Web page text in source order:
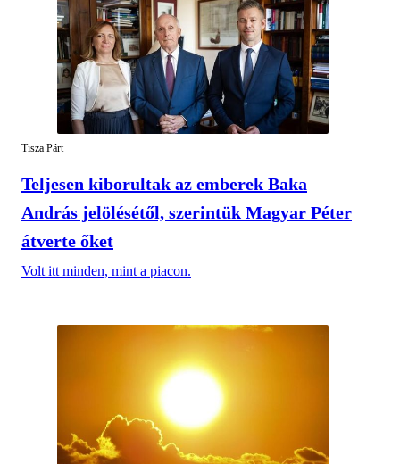
Tisza Párt
Teljesen kiborultak az emberek Baka
András jelölésétől, szerintük Magyar Péter
átverte őket
Volt itt minden, mint a piacon.